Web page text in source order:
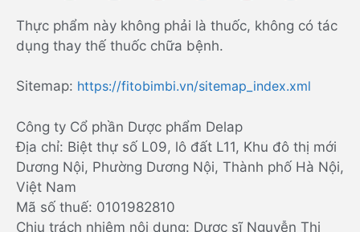
Thực phẩm này không phải là thuốc, không có tác
dụng thay thế thuốc chữa bệnh.
Sitemap: https://fitobimbi.vn/sitemap_index.xml
Công ty Cổ phần Dược phẩm Delap
Địa chỉ: Biệt thự số L09, lô đất L11, Khu đô thị mới
Dương Nội, Phường Dương Nội, Thành phố Hà Nội,
Việt Nam
Mã số thuế: 0101982810
Chịu trách nhiệm nội dung: Dược sĩ Nguyễn Thị